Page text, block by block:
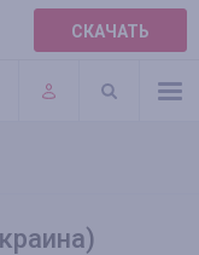
СКАЧАТЬ